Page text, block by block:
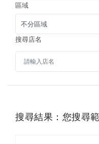
區域
搜尋店名
搜尋結果：您搜尋